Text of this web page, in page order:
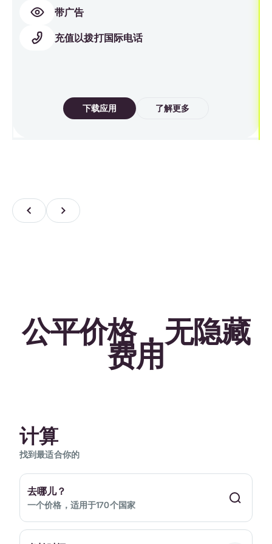
带广告
充值以拨打国际电话
下载应用 了解更多
公平价格，无隐藏
费用
计算
找到最适合你的
去哪儿？
一个价格，适用于170个国家